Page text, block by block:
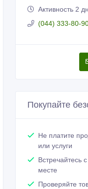
Активность 2
(044) 333-80-
Покупайте
Не платите
или услуги
Встречайтесь
месте
Проверяйте